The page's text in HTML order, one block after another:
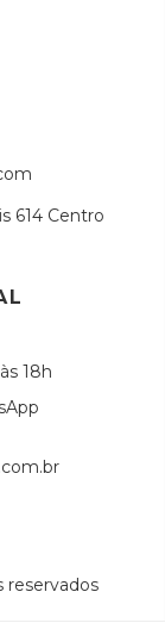
614 Centro
18h
reservados